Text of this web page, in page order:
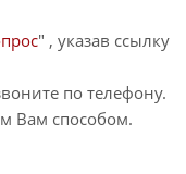
" , указав ссылку
по телефону.
Вам способом.